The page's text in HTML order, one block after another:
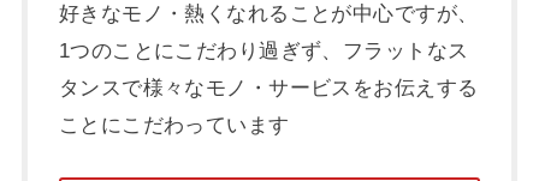
好きなモノ・熱くなれることが中心ですが、
1つのことにこだわり過ぎず、フラットなス
タンスで様々なモノ・サービスをお伝えする
ことにこだわっています